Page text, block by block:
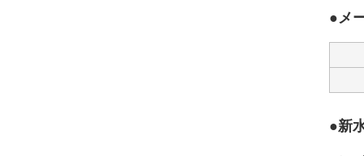
メ
新